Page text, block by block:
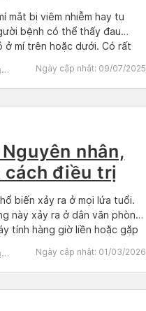
mắt bị viêm nhiễm hay tụ
bệnh có thể thấy đau
ở mí trên hoặc dưới. Có rất
Ngày cập nhật: 09/07/2025
nhân,
điều trị
biến xảy ra ở mọi lứa tuổi.
này xảy ra ở dân văn phòng
tính hàng giờ liền hoặc gặp
Ngày cập nhật: 01/03/2026